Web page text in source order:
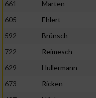
661
Marten
605
Ehlert
592
Brünsch
722
Reimesch
629
Hullermann
673
Ricken